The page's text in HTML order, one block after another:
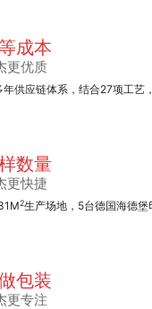
成本
更优质
年供应链体系，结合27项工艺
数量
更快捷
2生产场地，5台德国海德
包装
更专注